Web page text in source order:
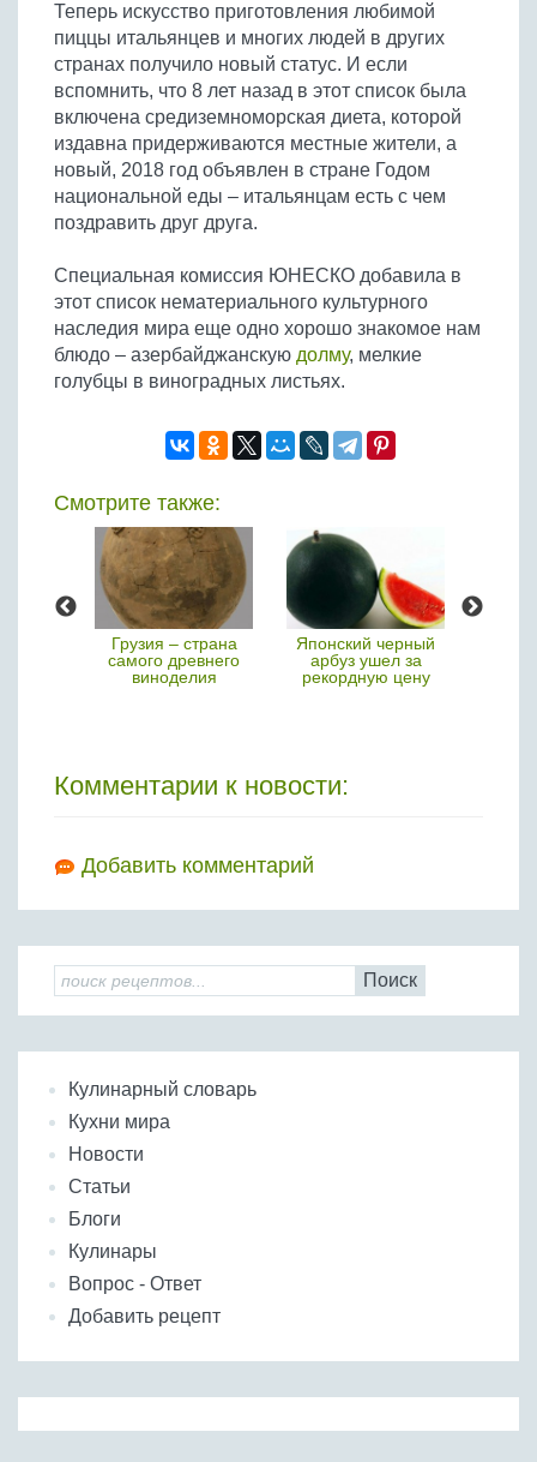
Теперь искусство приготовления любимой
пиццы итальянцев и многих людей в других
странах получило новый статус. И если
вспомнить, что 8 лет назад в этот список была
включена средиземноморская диета, которой
издавна придерживаются местные жители, а
новый, 2018 год объявлен в стране Годом
национальной еды – итальянцам есть с чем
поздравить друг друга.
Специальная комиссия ЮНЕСКО добавила в
этот список нематериального культурного
наследия мира еще одно хорошо знакомое нам
блюдо – азербайджанскую долму, мелкие
голубцы в виноградных листьях.
Смотрите также:
Грузия – страна
самого древнего
виноделия
Японский черный
арбуз ушел за
рекордную цену
Комментарии к новости:
Добавить комментарий
Поиск
Кулинарный словарь
Кухни мира
Новости
Статьи
Блоги
Кулинары
Вопрос - Ответ
Добавить рецепт